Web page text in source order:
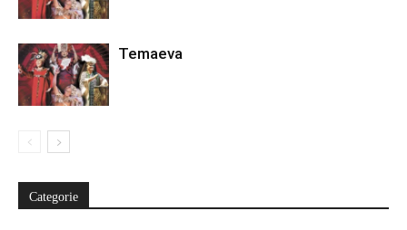
Temaeva
Categorie